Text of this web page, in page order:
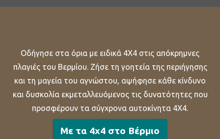
Οδήγησε στα όρια με ειδικά 4X4 στις απόκρημνες
πλαγιές του Βερμίου. Ζήσε τη γοητεία της περιήγησης
και τη μαγεία του αγνώστου, αψήφησε κάθε κίνδυνο
και δυσκολία εκμεταλλευόμενος τις δυνατότητες που
προσφέρουν τα σύγχρονα αυτοκίνητα 4Χ4.
Με τα 4x4 στο Βέρμιο